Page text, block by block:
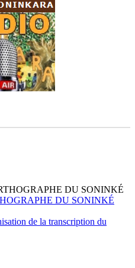
DU SONINKÉ
de la transcription du